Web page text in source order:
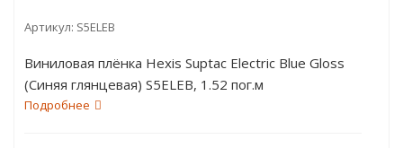
Артикул: S5ELEB
Виниловая плёнка Hexis Suptac Electric Blue Gloss
(Синяя глянцевая) S5ELEB, 1.52 пог.м
Подробнее